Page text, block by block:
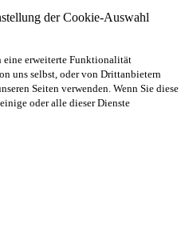
der Cookie-Auswahl
eine erweiterte Funktionalität
uns selbst, oder von Drittanbietern
Seiten verwenden. Wenn Sie diese
oder alle dieser Dienste